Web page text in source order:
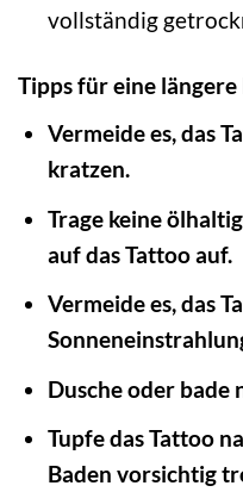
vollständig
Tipps für eine
Vermeide es, das
kratzen.
Trage keine
auf das Tattoo auf.
Vermeide es, das
Dusche oder bade
Tupfe das Tattoo
Baden vorsichtig